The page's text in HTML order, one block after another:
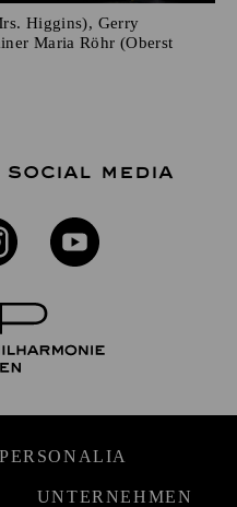
Higgins), Gerry
Maria Röhr (Oberst
SOCIAL MEDIA
PERSONALIA
UNTERNEHMEN